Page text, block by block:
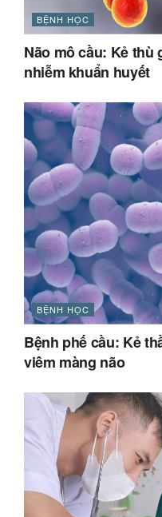
BỆNH HỌC
Não mô cầu: Kẻ thù
nhiễm khuẩn huyết
BỆNH HỌC
Bệnh phế cầu: Kẻ
viêm màng não